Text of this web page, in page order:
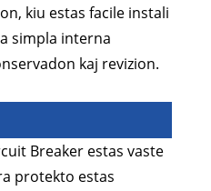
kiu estas facile instali
simpla interna
kaj revizion.
Breaker estas vaste
protekto estas